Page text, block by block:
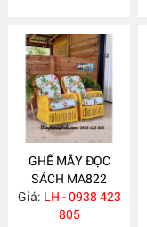
GHẾ MÂY ĐỌC
SÁCH MA822
Giá: LH - 0938 423
805